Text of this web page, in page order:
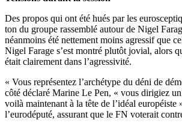
Des propos qui ont été hués par les
ton du groupe rassemblé autour de Nigel
néanmoins été nettement moins agressif que
Nigel Farage s’est montré plutôt jovial, alors
était clairement dans l’agressivité.
« Vous représentez l’archétype du déni de
côté déclaré Marine Le Pen, « vous dirigiez
voilà maintenant à la tête de l’idéal européiste
l’eurodéputé, assurant que le FN voterait